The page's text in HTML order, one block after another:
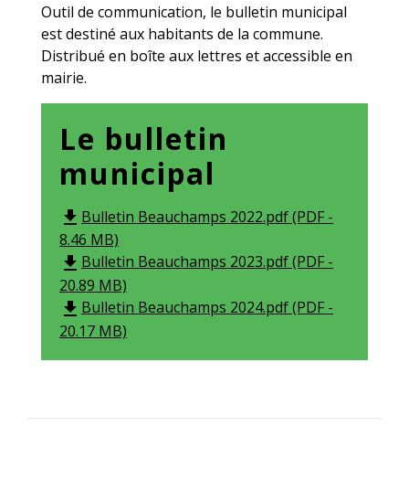
Outil de communication, le bulletin municipal
est destiné aux habitants de la commune.
Distribué en boîte aux lettres et accessible en
mairie.
Le bulletin
municipal
file_download Bulletin Beauchamps 2022.pdf (PDF -
8.46 MB)
file_download Bulletin Beauchamps 2023.pdf (PDF -
20.89 MB)
file_download Bulletin Beauchamps 2024.pdf (PDF -
20.17 MB)